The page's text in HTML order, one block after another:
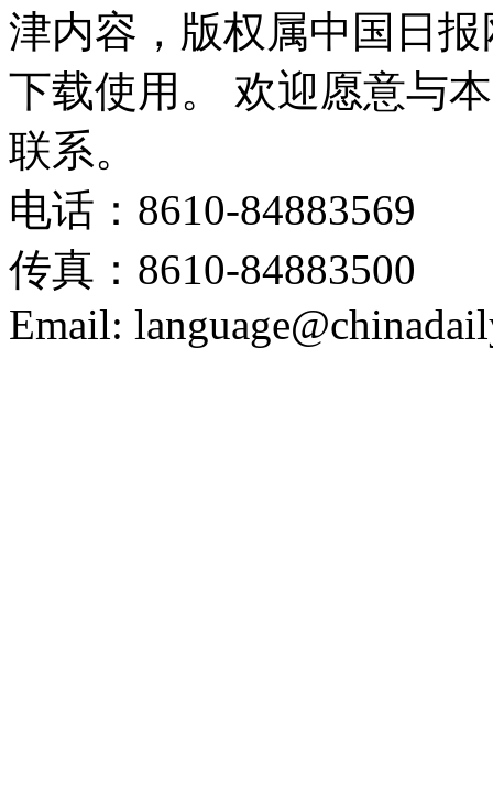
津内容，版权属中国日
下载使用。 欢迎愿意与
联系。
电话：8610-84883569
传真：8610-84883500
Email: